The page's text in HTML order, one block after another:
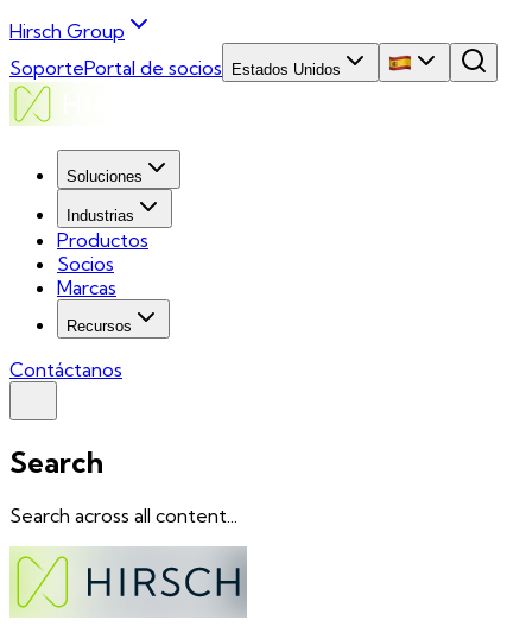
Hirsch Group
SoportePortal de socios Estados Unidos
Soluciones
Industrias
Productos
Socios
Marcas
Recursos
Contáctanos
Search
Search across all content...